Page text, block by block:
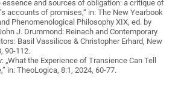
essence and sources of obligation: a critique of
accounts of promises,“ in: The New Yearbook
Phenomenological Philosophy XIX, ed. by
J. Drummond: Reinach and Contemporary
Basil Vassilicos & Christopher Erhard, New
90-112.
„What the Experience of Transience Can Tell
in: TheoLogica, 8:1, 2024, 60-77.